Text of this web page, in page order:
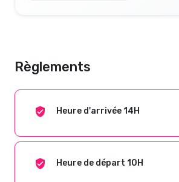
Règlements
Heure d'arrivée 14H
Heure de départ 10H